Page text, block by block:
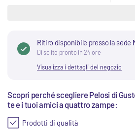
Ritiro disponibile presso la sede
Di solito pronto in 24 ore
Visualizza i dettagli del negozio
Scopri perché scegliere Pelosi di
te e i tuoi amici a quattro zampe:
Prodotti di qualità